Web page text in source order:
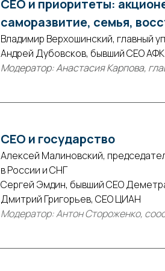
CEO и приоритеты:
саморазвитие, семья,
Владимир Верхошинский, главный
Андрей Дубовсков, бывший CEO
Модератор: Анастасия Карпова,
СЕО и государство
Алексей Малиновский,
в России и СНГ
Сергей Эмдин, бывший СЕО
Дмитрий Григорьев, СЕО ЦИАН
Модератор: Антон Стороженко,